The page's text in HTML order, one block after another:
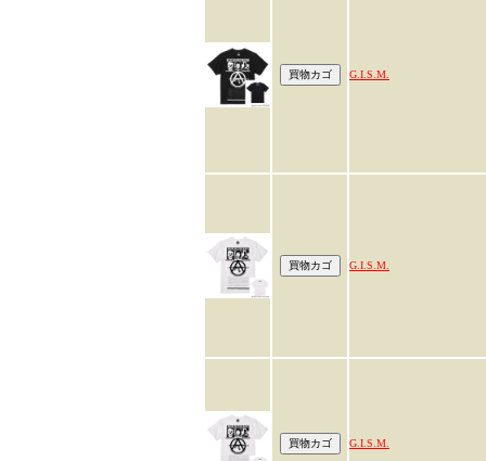
G.I.S.M.
G.I.S.M.
G.I.S.M.